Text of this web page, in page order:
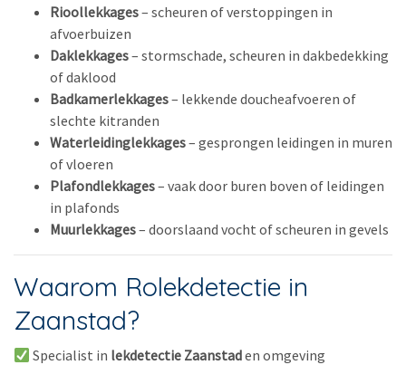
Rioollekkages– scheuren of verstoppingen in
afvoerbuizen
Daklekkages– stormschade, scheuren in dakbedekking
of daklood
Badkamerlekkages– lekkende doucheafvoeren of
slechte kitranden
Waterleidinglekkages– gesprongen leidingen in muren
of vloeren
Plafondlekkages– vaak door buren boven of leidingen
in plafonds
Muurlekkages– doorslaand vocht of scheuren in gevels
Waarom Rolekdetectie in
Zaanstad?
Specialist in lekdetectie Zaanstaden omgeving